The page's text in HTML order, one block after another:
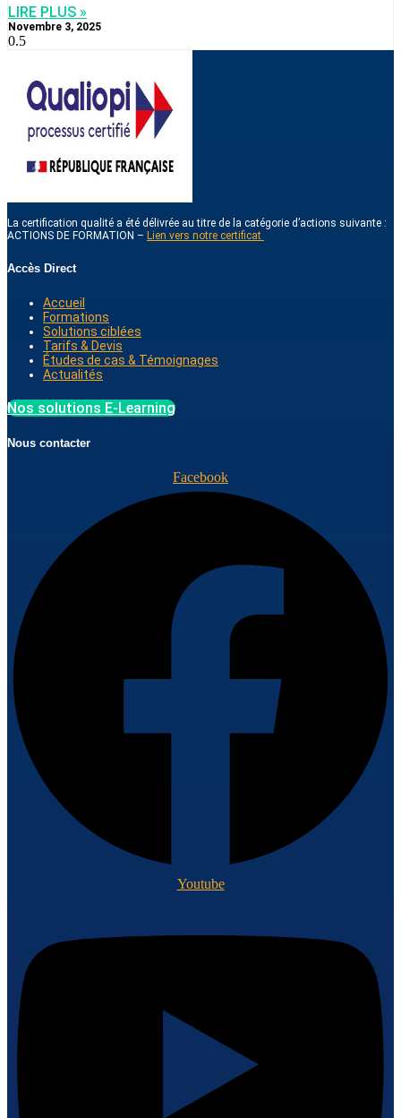
LIRE PLUS »
Novembre 3, 2025
La certification qualité a été délivrée au titre de la catégorie d’actions suivante :
ACTIONS DE FORMATION – Lien vers notre certificat
Accès Direct
Accueil
Formations
Solutions ciblées
Tarifs & Devis
Études de cas & Témoignages
Actualités
Nos solutions E-Learning
Nous contacter
Facebook
Youtube